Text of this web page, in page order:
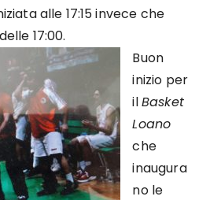
alle 17:15 invece che
17:00.
Buon
inizio per
ilBasket
Loano
che
inaugura
no le